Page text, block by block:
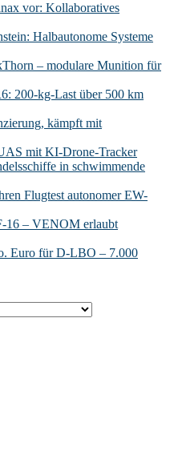
vor: Kollaboratives
Halbautonome Systeme
– modulare Munition für
200-kg-Last über 500 km
kämpft mit
mit KI-Drone-Tracker
in schwimmende
Flugtest autonomer EW-
16 – VENOM erlaubt
Euro für D-LBO – 7.000